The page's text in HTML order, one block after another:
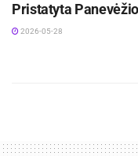
Pristatyta
2026-05-28